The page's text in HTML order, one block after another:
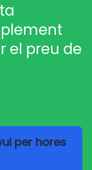
el preu de
per hores